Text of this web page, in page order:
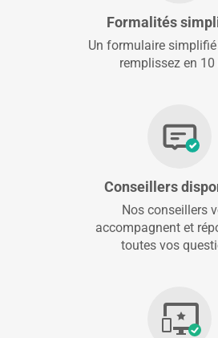
Formalités
Un formulaire
remplissez en 10
Conseillers
Nos conseillers
accompagnent et
toutes vos